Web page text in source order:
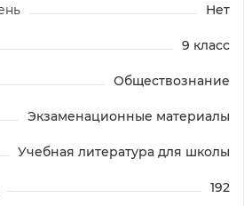
Нет
9 класс
Обществознание
Экзаменационные материалы
Учебная литература для школы
192